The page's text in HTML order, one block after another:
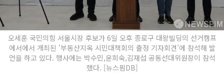
오세훈 국민의힘 서울시장 후보가 6일 오후 종로구 대왕빌딩의 선거캠프
에서에서 개최된 '부동산지옥 시민대책회의 출정 기자회견'에 참석해 발
언을 하고 있다. 행사에는 박수민,윤희숙,김재섭 공동선대위원장이 참석
했다. [뉴스핌DB]